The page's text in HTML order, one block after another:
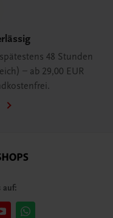
48 Stunden
– ab 29,00 EUR
auf: